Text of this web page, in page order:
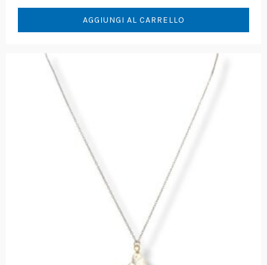
AGGIUNGI AL CARRELLO